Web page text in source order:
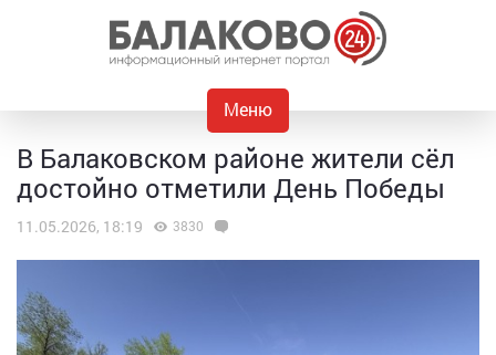
Меню
В Балаковском районе жители сёл
достойно отметили День Победы
11.05.2026, 18:19 3830